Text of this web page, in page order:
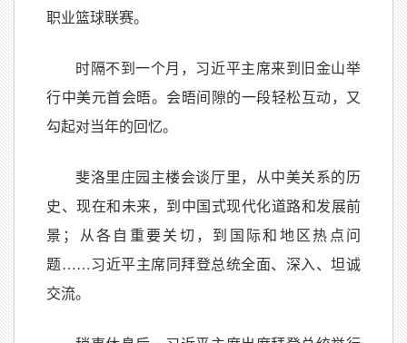
职业篮球联赛。
时隔不到一个月，习近平主席来到旧金山举
行中美元首会晤。会晤间隙的一段轻松互动，又
勾起对当年的回忆。
斐洛里庄园主楼会谈厅里，从中美关系的历
史、现在和未来，到中国式现代化道路和发展前
景；从各自重要关切，到国际和地区热点问
题……习近平主席同拜登总统全面、深入、坦诚
交流。